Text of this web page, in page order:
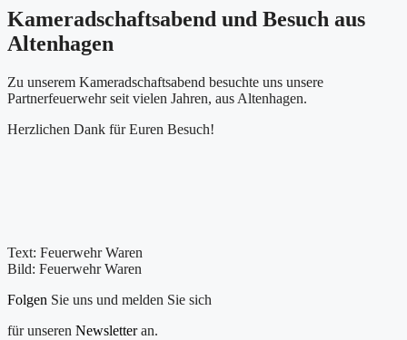
Kameradschaftsabend und Besuch aus
Altenhagen
Zu unserem Kameradschaftsabend besuchte uns unsere
Partnerfeuerwehr seit vielen Jahren, aus Altenhagen.
Herzlichen Dank für Euren Besuch!
Text: Feuerwehr Waren
Bild: Feuerwehr Waren
Folgen Sie uns und melden Sie sich
für unseren Newsletteran.